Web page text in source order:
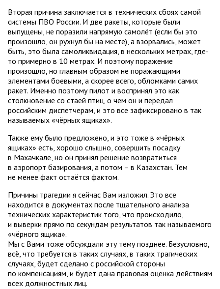
Вторая причина заключается в технических сбоях самой
системы ПВО России. И две ракеты, которые были
выпущены, не поразили напрямую самолёт (если бы это
произошло, он рухнул бы на месте), а взорвались, может
быть, это была самоликвидация, в нескольких метрах, где-
то примерно в 10 метрах. И поэтому поражение
произошло, но главным образом не поражающими
элементами боевыми, а скорее всего, обломками самих
ракет. Именно поэтому пилот и воспринял это как
столкновение со стаей птиц, о чем он и передал
российским диспетчерам, и это все зафиксировано в так
называемых «чёрных ящиках».
Также ему было предложено, и это тоже в «чёрных
ящиках» есть, хорошо слышно, совершить посадку
в Махачкале, но он принял решение возвратиться
в аэропорт базирования, а потом – в Казахстан. Тем
не менее факт остаётся фактом.
Причины трагедии я сейчас Вам изложил. Это все
находится в документах после тщательного анализа
технических характеристик того, что происходило,
и выверки прямо по секундам результатов так называемого
«чёрного ящика».
Мы с Вами тоже обсуждали эту тему позднее. Безусловно,
всё, что требуется в таких случаях, в таких трагических
случаях, будет сделано с российской стороны
по компенсациям, и будет дана правовая оценка действиям
всех должностных лиц.